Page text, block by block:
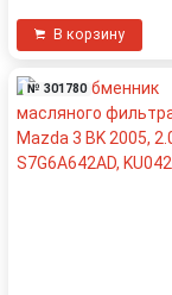
В корзину
№ 301780